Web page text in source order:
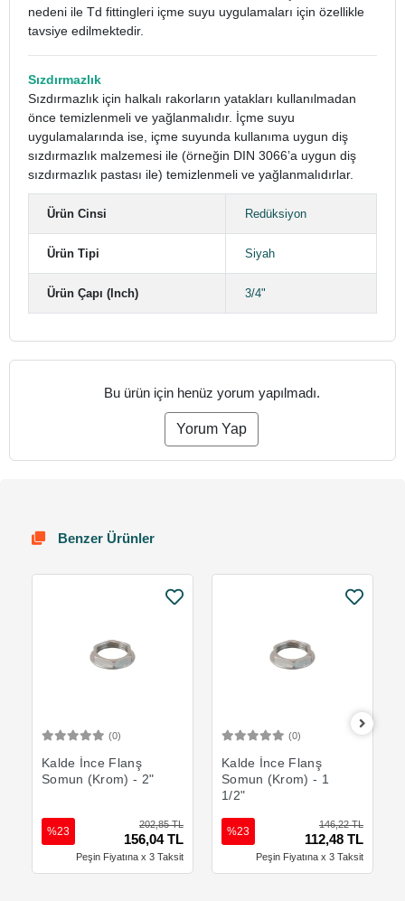
nedeni ile Td fittingleri içme suyu uygulamaları için özellikle
tavsiye edilmektedir.
Sızdırmazlık
Sızdırmazlık için halkalı rakorların yatakları kullanılmadan
önce temizlenmeli ve yağlanmalıdır. İçme suyu
uygulamalarında ise, içme suyunda kullanıma uygun diş
sızdırmazlık malzemesi ile (örneğin DIN 3066’a uygun diş
sızdırmazlık pastası ile) temizlenmeli ve yağlanmalıdırlar.
Ürün Cinsi Redüksiyon
Ürün Tipi Siyah
Ürün Çapı (Inch) 3/4"
Bu ürün için henüz yorum yapılmadı.
Yorum Yap
Benzer Ürünler
(0)
Kalde İnce Flanş
Somun (Krom) - 2"
202,85 TL
156,04 TL
%23
Peşin Fiyatına x 3 Taksit
(0)
Kalde İnce Flanş
Somun (Krom) - 1
1/2"
146,22 TL
112,48 TL
%23
Peşin Fiyatına x 3 Taksit